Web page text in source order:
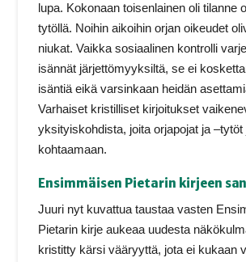
lupa. Kokonaan toisenlainen oli tilanne
tytöllä. Noihin aikoihin orjan oikeudet
niukat. Vaikka sosiaalinen kontrolli
isännät järjettömyyksiltä, se ei
isäntiä eikä varsinkaan heidän
Varhaiset kristilliset kirjoitukset
yksityiskohdista, joita orjapojat ja –tytöt
kohtaamaan.
Ensimmäisen Pietarin kirjeen
Juuri nyt kuvattua taustaa vasten
Pietarin kirje aukeaa uudesta
kristitty kärsi vääryyttä, jota ei kukaan